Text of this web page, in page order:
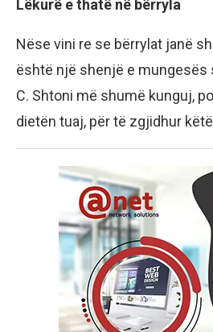
Lëkurë e thatë në bërryla
Nëse vini re se bërrylat janë
është një shenjë e mungesës
C. Shtoni më shumë kunguj,
dietën tuaj, për të zgjidhur